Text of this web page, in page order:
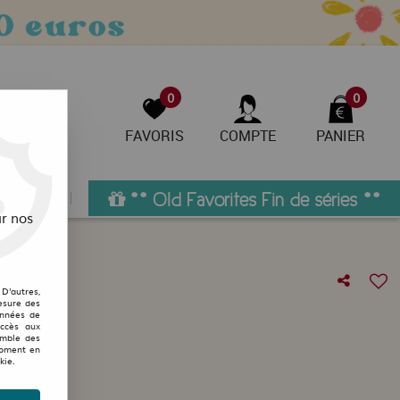
0
FAVORIS COMPTE
0
PANIER
** Old Favorites Fin de séries **
nos
des
de
aux
des
en